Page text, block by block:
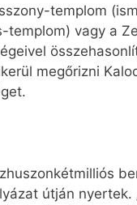
templom
templom) vagy a
megőrizni
útján nyertek.